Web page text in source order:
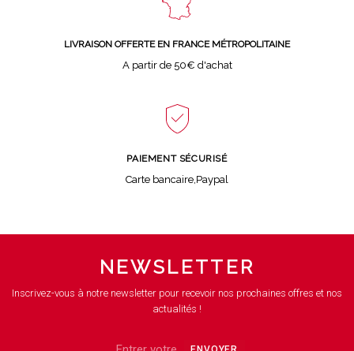
LIVRAISON OFFERTE EN FRANCE MÉTROPOLITAINE
A partir de 50€ d'achat
PAIEMENT SÉCURISÉ
Carte bancaire,Paypal
NEWSLETTER
Inscrivez-vous à notre newsletter pour recevoir nos prochaines offres et nos
actualités !